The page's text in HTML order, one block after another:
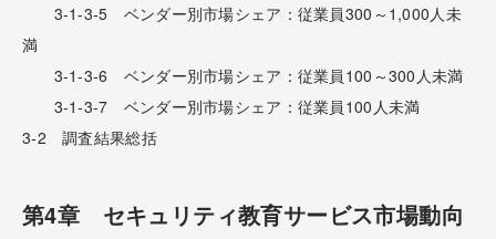
3-1-3-5 ベンダー別市場シェア：従業員300～1,000人未
満
3-1-3-6 ベンダー別市場シェア：従業員100～300人未満
3-1-3-7 ベンダー別市場シェア：従業員100人未満
3-2 調査結果総括
第4章 セキュリティ教育サービス市場動向